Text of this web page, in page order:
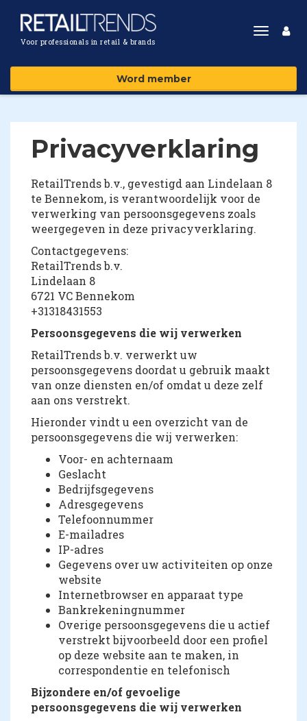
Voor professionals in retail & brands
Toggle
Word member
Privacyverklaring
RetailTrends b.v., gevestigd aan Lindelaan 8
te Bennekom, is verantwoordelijk voor de
verwerking van persoonsgegevens zoals
weergegeven in deze privacyverklaring.
Contactgegevens:
RetailTrends b.v.
Lindelaan 8
6721 VC Bennekom
+31318431553
Persoonsgegevens die wij verwerken
RetailTrends b.v. verwerkt uw
persoonsgegevens doordat u gebruik maakt
van onze diensten en/of omdat u deze zelf
aan ons verstrekt.
Hieronder vindt u een overzicht van de
persoonsgegevens die wij verwerken:
Voor- en achternaam
Geslacht
Bedrijfsgegevens
Adresgegevens
Telefoonnummer
E-mailadres
IP-adres
Gegevens over uw activiteiten op onze
website
Internetbrowser en apparaat type
Bankrekeningnummer
Overige persoonsgegevens die u actief
verstrekt bijvoorbeeld door een profiel
op deze website aan te maken, in
correspondentie en telefonisch
Bijzondere en/of gevoelige
persoonsgegevens die wij verwerken